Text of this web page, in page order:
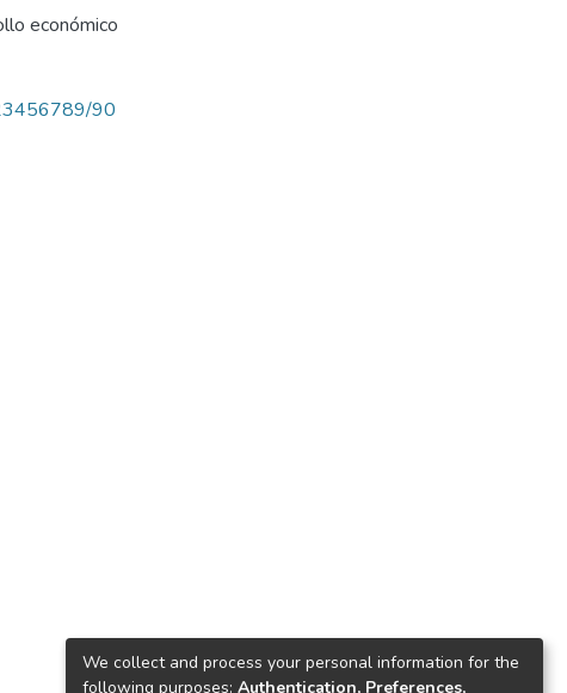
económico
90
We collect and process your personal information for the
following purposes: Authentication, Preferences,